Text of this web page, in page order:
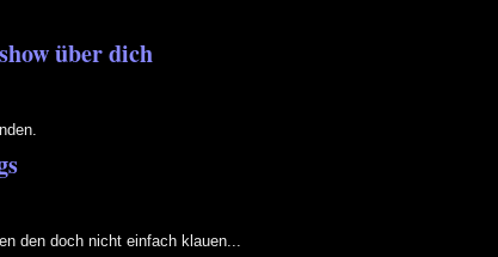
über dich
den doch nicht einfach klauen...